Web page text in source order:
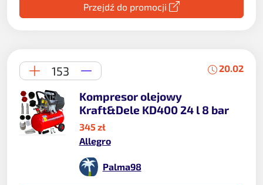
Przejdź do promocji
153 20.02
Kompresor olejowy
Kraft&Dele KD400 24 l 8 bar
345 zł
Allegro
Palma98